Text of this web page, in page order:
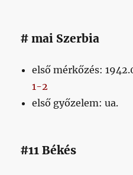
# mai Szerbia
első mérkőzés:
1-2
első győzelem: ua.
#11 Békés